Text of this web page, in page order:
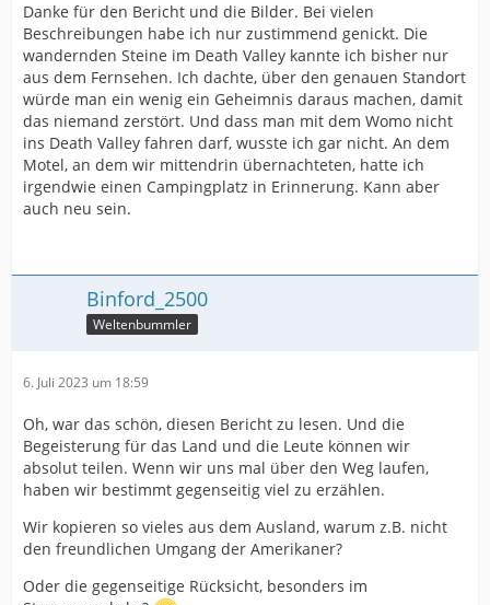
Danke für den Bericht und die Bilder. Bei vielen
Beschreibungen habe ich nur zustimmend genickt. Die
wandernden Steine im Death Valley kannte ich bisher nur
aus dem Fernsehen. Ich dachte, über den genauen Standort
würde man ein wenig ein Geheimnis daraus machen, damit
das niemand zerstört. Und dass man mit dem Womo nicht
ins Death Valley fahren darf, wusste ich gar nicht. An dem
Motel, an dem wir mittendrin übernachteten, hatte ich
irgendwie einen Campingplatz in Erinnerung. Kann aber
auch neu sein.
Binford_2500
Weltenbummler
6. Juli 2023 um 18:59
Oh, war das schön, diesen Bericht zu lesen. Und die
Begeisterung für das Land und die Leute können wir
absolut teilen. Wenn wir uns mal über den Weg laufen,
haben wir bestimmt gegenseitig viel zu erzählen.
Wir kopieren so vieles aus dem Ausland, warum z.B. nicht
den freundlichen Umgang der Amerikaner?
Oder die gegenseitige Rücksicht, besonders im